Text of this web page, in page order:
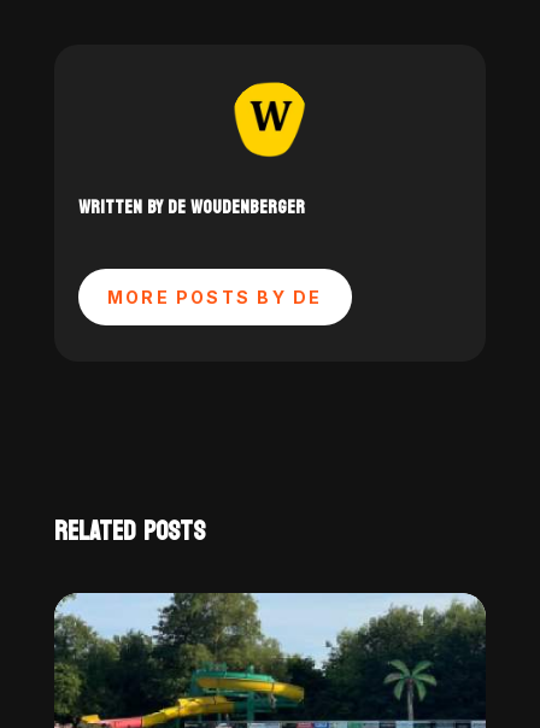
WRITTEN BY DE WOUDENBERGER
MORE POSTS BY DE
RELATED POSTS